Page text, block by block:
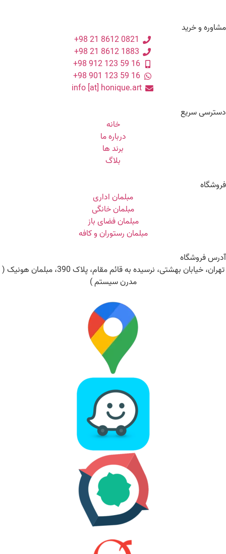
مشاوره و خرید
0821 8612 21 98+
1883 8612 21 98+
16 59 123 912 98+
16 59 123 901 98+
info [at] honique.art
دسترسی سریع
خانه
درباره ما
برند ها
بلاگ
فروشگاه
مبلمان اداری
مبلمان خانگی
مبلمان فضای باز
مبلمان رستوران و کافه
آدرس فروشگاه
تهران، خیابان بهشتی، نرسیده به قائم مقام، پلاک 390، مبلمان هونیک (
مدرن سیستم )